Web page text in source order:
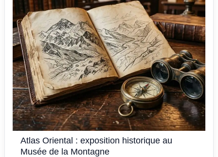
Atlas Oriental : exposition historique au
Musée de la Montagne